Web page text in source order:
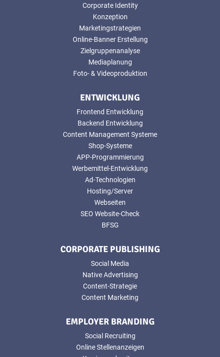
Corporate Identity
Konzeption
Marketingstrategien
Online-Banner Erstellung
Zielgruppenanalyse
Mediaplanung
Foto- & Videoproduktion
ENTWICKLUNG
Frontend Entwicklung
Backend Entwicklung
Content Management Systeme
Shop-Systeme
APP-Programmierung
Werbemittel-Entwicklung
Ad-Technologien
Hosting/Server
Webseiten
SEO Website-Check
BFSG
CORPORATE PUBLISHING
Social Media
Native Advertising
Content-Strategie
Content Marketing
EMPLOYER BRANDING
Social Recruiting
Online Stellenanzeigen